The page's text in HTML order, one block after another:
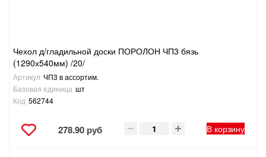
Чехол д/гладильной доски ПОРОЛОН ЧП3 бязь
(1290х540мм) /20/
Артикул ЧП3 в ассортим.
Базовая единица шт
Код 562744
278.90 руб В корзину